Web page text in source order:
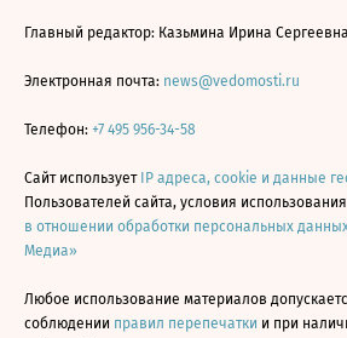
Главный редактор: Казьмина Ирина Сергеевна
Электронная почта: news@vedomosti.ru
Телефон: +7 495 956-34-58
Сайт использует IP адреса, cookie и данные
Пользователей сайта, условия
в отношении обработки персональных
Медиа»
Любое использование материалов
соблюдении правил перепечатки и при